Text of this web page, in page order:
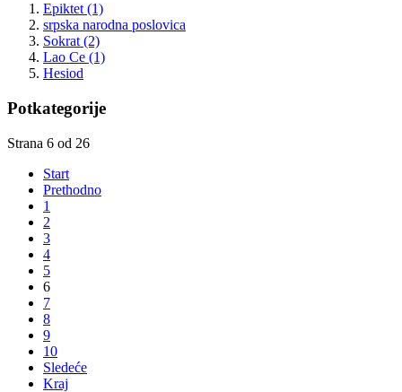
Epiktet (1)
srpska narodna poslovica
Sokrat (2)
Lao Ce (1)
Hesiod
Potkategorije
Strana 6 od 26
Start
Prethodno
1
2
3
4
5
6
7
8
9
10
Sledeće
Kraj